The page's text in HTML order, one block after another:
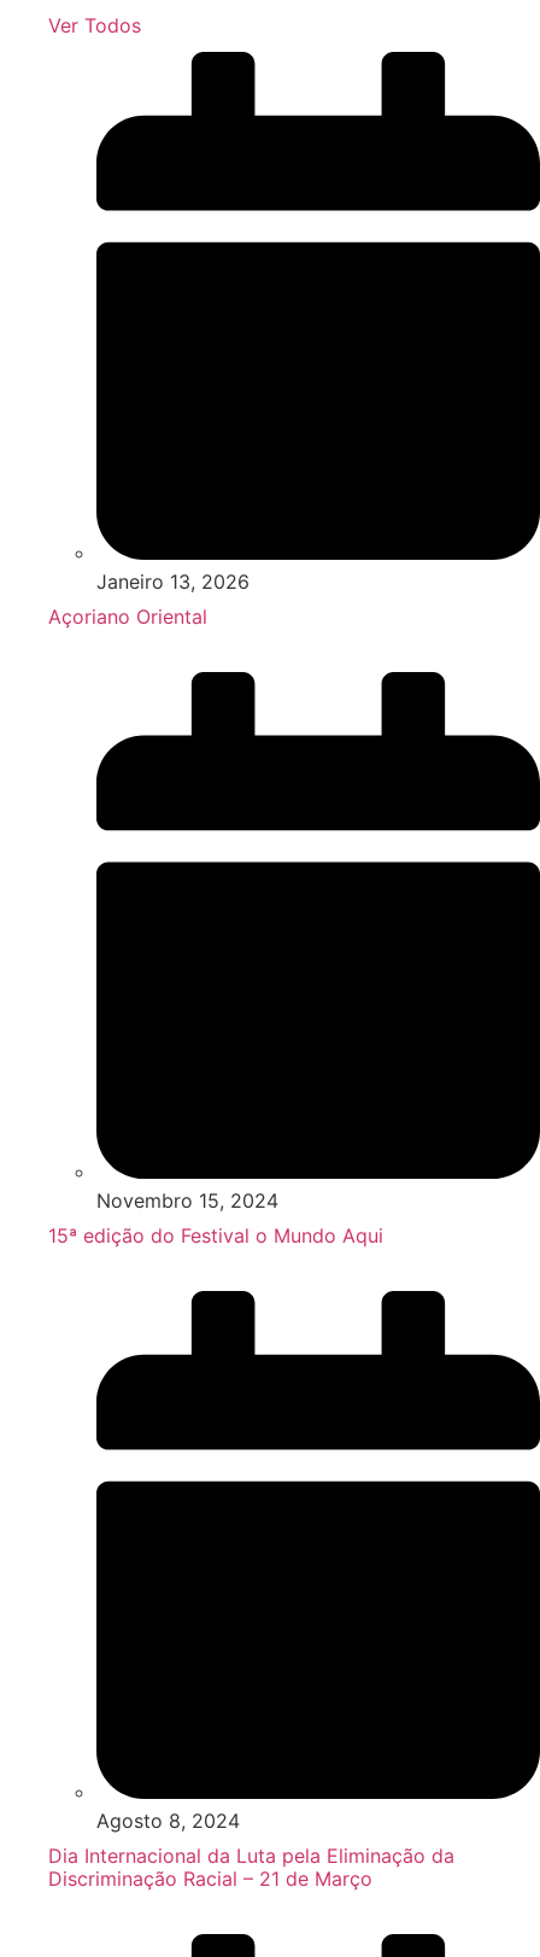
Ver Todos
Janeiro 13, 2026
Açoriano Oriental
Novembro 15, 2024
15ª edição do Festival o Mundo Aqui
Agosto 8, 2024
Dia Internacional da Luta pela Eliminação da
Discriminação Racial – 21 de Março